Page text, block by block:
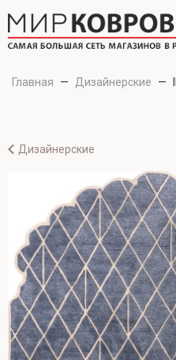
Главная — Дизайнерские —
Дизайнерские